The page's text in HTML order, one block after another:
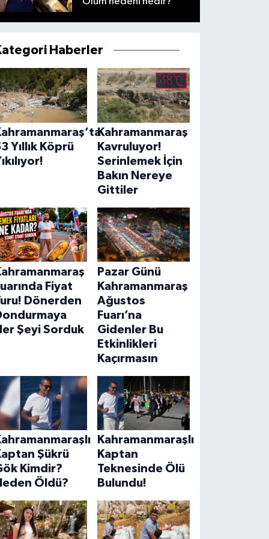
Haberler
Yıllık Köprü
Kahramanmaraş
Kavruluyor!
Serinlemek İçin
Bakın Nereye
Gittiler
Fiyat
Dönerden
Şeyi Sorduk
Pazar Günü
Kahramanmaraş
Ağustos
Fuarı’na
Gidenler Bu
Etkinlikleri
Kaçırmasın
Şükrü
Kimdir?
Öldü?
Kahramanmaraşlı
Kaptan
Teknesinde Ölü
Bulundu!